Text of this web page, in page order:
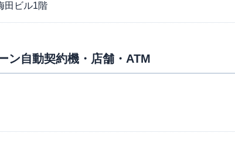
田ビル1階
ン自動契約機・店舗・ATM